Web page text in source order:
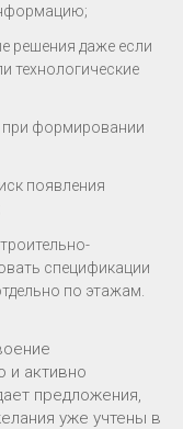
решения даже если
технологические
при формировании
появления
спецификации
по этажам.
и активно
предложения,
уже учтены в